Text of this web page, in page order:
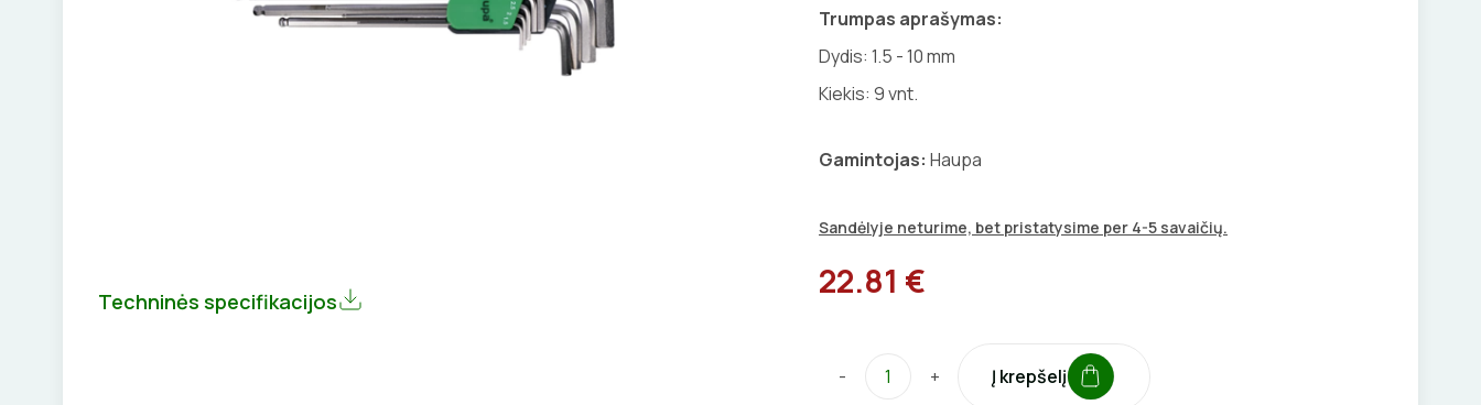
Techninės specifikacijos
Trumpas aprašymas:
Dydis: 1.5 - 10 mm
Kiekis: 9 vnt.
Gamintojas: Haupa
Sandėlyje neturime, bet pristatysime per 4-5 savaičių.
22.81 €
- + Į krepšelį